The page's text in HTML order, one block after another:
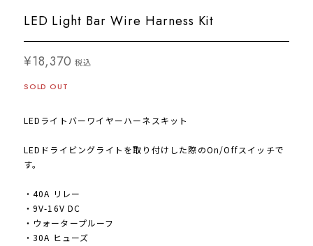
LED Light Bar Wire Harness Kit
¥18,370 税込
SOLD OUT
LEDライトバーワイヤーハーネスキット
LEDドライビングライトを取り付けした際のOn/Offスイッチで
す。
・40A リレー
・9V-16V DC
・ウォータープルーフ
・30A ヒューズ